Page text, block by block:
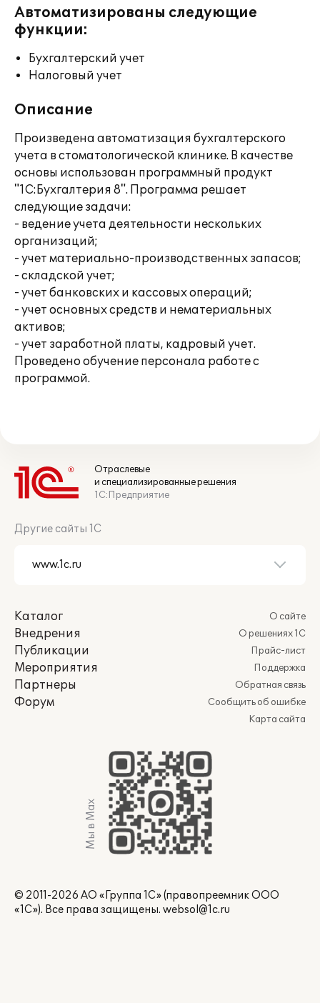
Автоматизированы следующие
функции:
Бухгалтерский учет
Налоговый учет
Описание
Произведена автоматизация бухгалтерского
учета в стоматологической клинике. В качестве
основы использован программный продукт
"1С:Бухгалтерия 8". Программа решает
следующие задачи:
- ведение учета деятельности нескольких
организаций;
- учет материально-производственных запасов;
- складской учет;
- учет банковских и кассовых операций;
- учет основных средств и нематериальных
активов;
- учет заработной платы, кадровый учет.
Проведено обучение персонала работе с
программой.
Отраслевые
и специализированные решения
1С:Предприятие
Другие сайты 1С
Каталог
Внедрения
Публикации
Мероприятия
Партнеры
Форум
О сайте
О решениях 1С
Прайс-лист
Поддержка
Обратная связь
Сообщить об ошибке
Карта сайта
Мы в Max
© 2011-2026 АО «Группа 1С» (правопреемник ООО
«1С»). Все права защищены. websol@1c.ru